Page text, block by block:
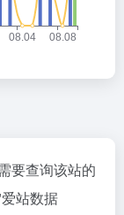
要查询该站的
爱站数据